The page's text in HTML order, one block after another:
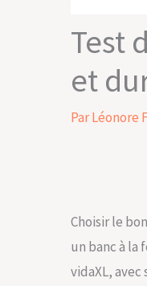
Test
et
ParLéonore
Choisir le
un banc à
vidaXL,